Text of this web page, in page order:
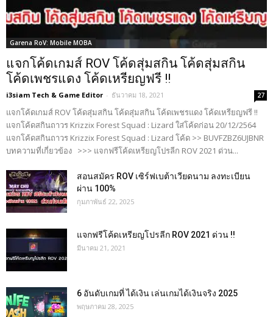
Garena RoV: Mobile MOBA
แจกโค้ดเกมส์ ROV โค้ดสุ่มสกิน โค้ดสุ่มสกิน
โค้ดเพชรแดง โค้ดเหรียญฟรี !!
i3siam Tech & Game Editor - ธันวาคม 18, 2021 27
แจกโค้ดเกมส์ ROV โค้ดสุ่มสกิน โค้ดสุ่มสกิน โค้ดเพชรแดง โค้ดเหรียญฟรี !!
แจกโค้ดสกินถาวร Krizzix Forest Squad : Lizard ใส่โค้ดก่อน 20/12/2564
แจกโค้ดสกินถาวร Krizzix Forest Squad : Lizard โค้ด >> BUVFZBZ6UJBNR
บทความที่เกี่ยวข้อง >>> แจกฟรีโค้ดเหรียญโปรลีก ROV 2021 ด่วน...
สอนสมัคร ROV เซิร์ฟเบต้าเวียดนาม ลงทะเบียน
ผ่าน 100%
กุมภาพันธ์ 22, 2025
แจกฟรีโค้ดเหรียญโปรลีก ROV 2021 ด่วน !!
มีนาคม 21, 2021
6 อันดับเกมที่ ได้เงิน เล่นเกมได้เงินจริง 2025
พฤษภาคม 28, 2025